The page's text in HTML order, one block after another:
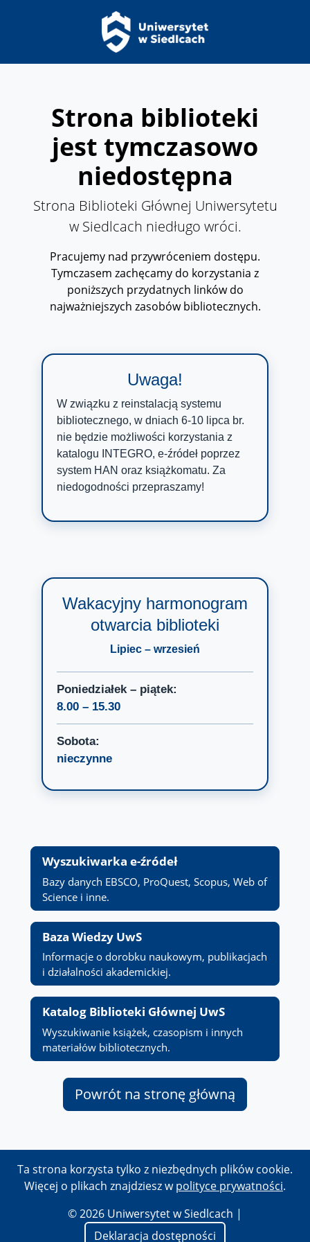
Strona biblioteki
jest tymczasowo
niedostępna
Strona Biblioteki Głównej Uniwersytetu
w Siedlcach niedługo wróci.
Pracujemy nad przywróceniem dostępu.
Tymczasem zachęcamy do korzystania z
poniższych przydatnych linków do
najważniejszych zasobów bibliotecznych.
Uwaga!
W związku z reinstalacją systemu
bibliotecznego, w dniach 6-10 lipca br.
nie będzie możliwości korzystania z
katalogu INTEGRO, e-źródeł poprzez
system HAN oraz książkomatu. Za
niedogodności przepraszamy!
Wakacyjny harmonogram
otwarcia biblioteki
Lipiec – wrzesień
Poniedziałek – piątek:
8.00 – 15.30
Sobota:
nieczynne
Wyszukiwarka e-źródeł
Bazy danych EBSCO, ProQuest, Scopus, Web of
Science i inne.
Baza Wiedzy UwS
Informacje o dorobku naukowym, publikacjach
i działalności akademickiej.
Katalog Biblioteki Głównej UwS
Wyszukiwanie książek, czasopism i innych
materiałów bibliotecznych.
Powrót na stronę główną
Ta strona korzysta tylko z niezbędnych plików cookie.
Więcej o plikach znajdziesz wpolityce prywatności.
© 2026 Uniwersytet w Siedlcach |
Deklaracja dostępności